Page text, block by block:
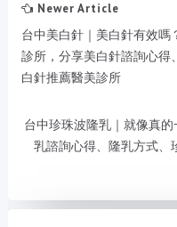
Newer Article
台中美白針｜美白針有效
診所，分享美白針諮詢心得
白針推薦醫美診所
台中珍珠波隆乳｜就像真
乳諮詢心得、隆乳方式、